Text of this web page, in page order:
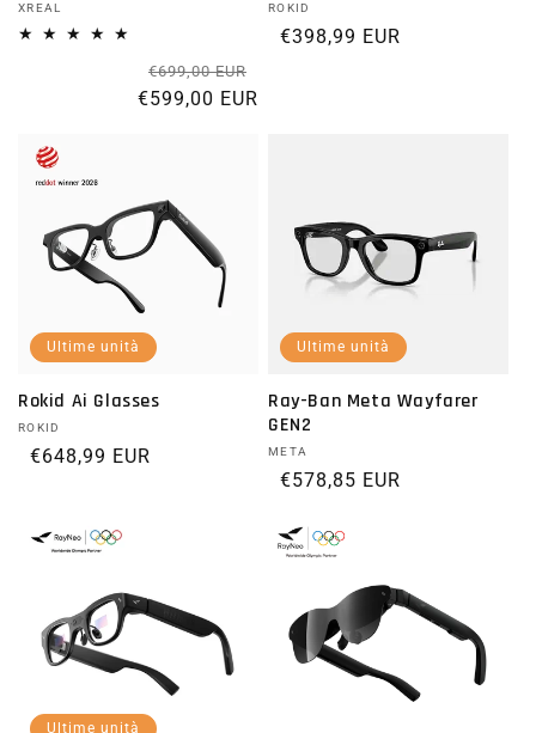
Fornitore:
XREAL
€699,00 EUR
€599,00 EUR
Fornitore:
ROKID
Prezzo di listino
€398,99 EUR
Ultime unità
Rokid Ai Glasses
Fornitore:
ROKID
Prezzo di listino
€648,99 EUR
Ultime unità
Ray-Ban Meta Wayfarer
GEN2
Fornitore:
META
Prezzo di listino
€578,85 EUR
Ultime unità